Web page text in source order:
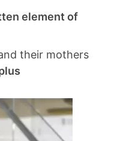
element of
their mothers